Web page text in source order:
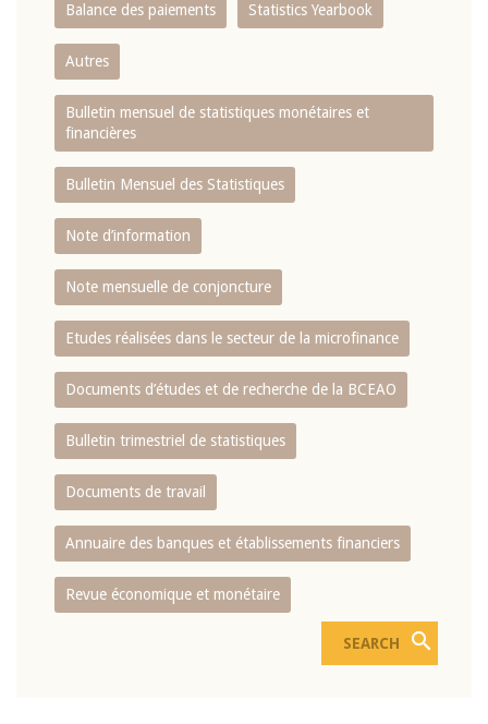
Balance des paiements Statistics Yearbook
Autres
Bulletin mensuel de statistiques monétaires et
financières
Bulletin Mensuel des Statistiques
Note d’information
Note mensuelle de conjoncture
Etudes réalisées dans le secteur de la microfinance
Documents d’études et de recherche de la BCEAO
Bulletin trimestriel de statistiques
Documents de travail
Annuaire des banques et établissements financiers
Revue économique et monétaire